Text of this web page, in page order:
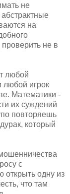
не
на
не в
любой
любой игрок
Математики -
их суждений
повторяешь
который
с
открыть одну из
что там